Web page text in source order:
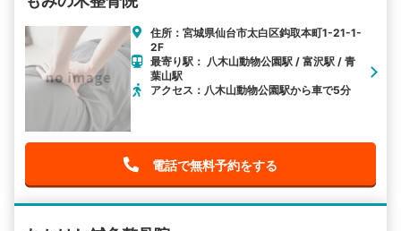
住所：宮城県仙台市太白区鈎取本町1-21-1-
2F
最寄り駅： 八木山動物公園駅 / 富沢駅 / 青
葉山駅
アクセス：八木山動物公園駅から車で5分
電話で無料予約をする